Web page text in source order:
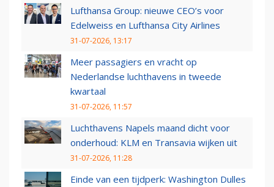
Lufthansa Group: nieuwe CEO’s voor
Edelweiss en Lufthansa City Airlines
31-07-2026, 13:17
Meer passagiers en vracht op
Nederlandse luchthavens in tweede
kwartaal
31-07-2026, 11:57
Luchthavens Napels maand dicht voor
onderhoud: KLM en Transavia wijken uit
31-07-2026, 11:28
Einde van een tijdperk: Washington Dulles